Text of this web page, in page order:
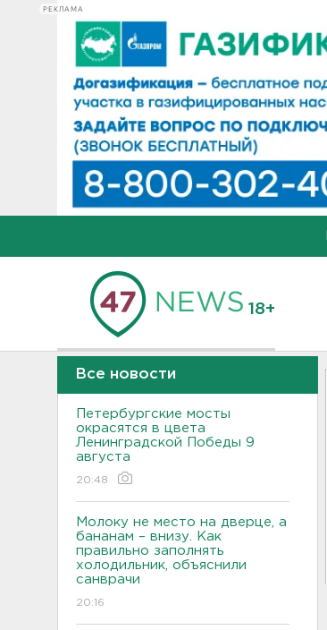
РЕКЛАМА
18+
Все новости
Петербургские мосты
окрасятся в цвета
Ленинградской Победы 9
августа
20:48
Молоку не место на дверце, а
бананам – внизу. Как
правильно заполнять
холодильник, объяснили
санврачи
20:16